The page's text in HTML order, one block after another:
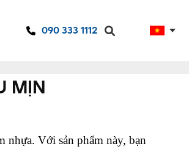
090 333 1112
MỊN
nhựa. Với sản phẩm này, bạn